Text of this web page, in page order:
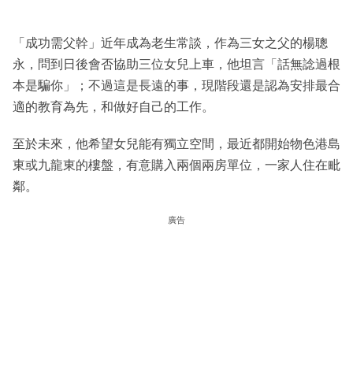
「成功需父幹」近年成為老生常談，作為三女之父的楊聰
永，問到日後會否協助三位女兒上車，他坦言「話無諗過根
本是騙你」；不過這是長遠的事，現階段還是認為安排最合
適的教育為先，和做好自己的工作。
至於未來，他希望女兒能有獨立空間，最近都開始物色港島
東或九龍東的樓盤，有意購入兩個兩房單位，一家人住在毗
鄰。
廣告